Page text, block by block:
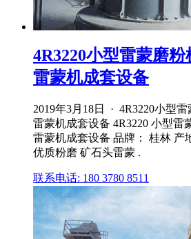
4R3220小型雷蒙磨
雷蒙机成套设备
2019年3月18日 · 4R3220小型
雷蒙机成套设备 4R3220 小型雷
雷蒙机成套设备 品牌： 桂林 产
优质粉磨 矿石头雷蒙 .
联系电话: 180 3780 8511